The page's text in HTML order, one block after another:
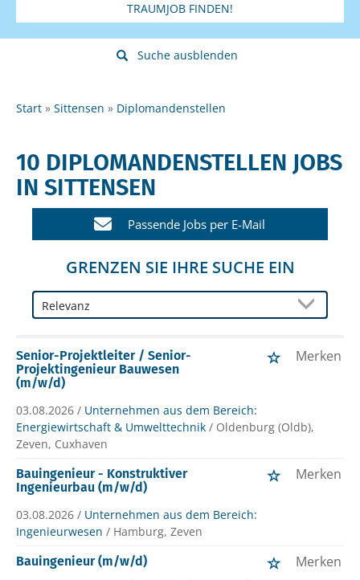
TRAUMJOB FINDEN!
Suche ausblenden
Start Sittensen Diplomandenstellen
10 DIPLOMANDENSTELLEN JOBS
IN SITTENSEN
Passende Jobs per E-Mail
GRENZEN SIE IHRE SUCHE EIN
Senior-Projektleiter / Senior-
Projektingenieur Bauwesen
(m/w/d)
Merken
03.08.2026 / Unternehmen aus dem Bereich:
Energiewirtschaft & Umwelttechnik / Oldenburg (Oldb),
Zeven, Cuxhaven
Bauingenieur - Konstruktiver
Ingenieurbau (m/w/d)
Merken
03.08.2026 / Unternehmen aus dem Bereich:
Ingenieurwesen / Hamburg, Zeven
Bauingenieur (m/w/d)
Merken